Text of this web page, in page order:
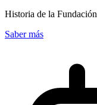
Historia de la Fundación
Saber más